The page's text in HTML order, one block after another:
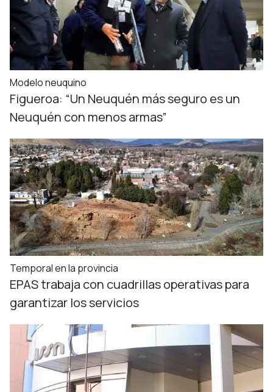
Modelo neuquino
Figueroa: “Un Neuquén más seguro es un
Neuquén con menos armas”
Temporal en la provincia
EPAS trabaja con cuadrillas operativas para
garantizar los servicios